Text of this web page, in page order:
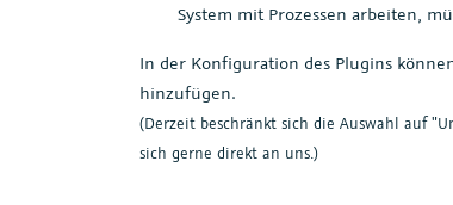
System mit Prozessen arbeiten,
In der Konfiguration des Plugins
hinzufügen.
(Derzeit beschränkt sich die Auswahl auf
sich gerne direkt an uns.)